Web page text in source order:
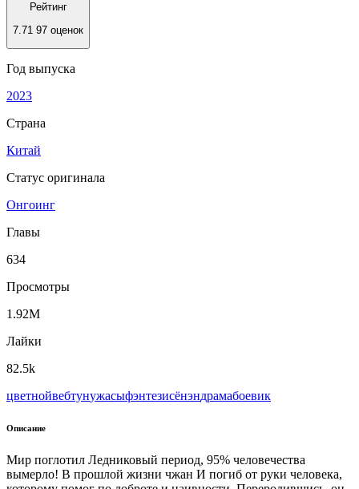
Рейтинг
7.71 97 оценок
Год выпуска
2023
Страна
Китай
Статус оригинала
Онгоинг
Главы
634
Просмотры
1.92M
Лайки
82.5k
цветнойвeбтунужасыфэнтезисёнэндрамабоевик
Описание
Мир поглотил Ледниковый период, 95% человечества
вымерло! В прошлой жизни чжан И погиб от руки человека,